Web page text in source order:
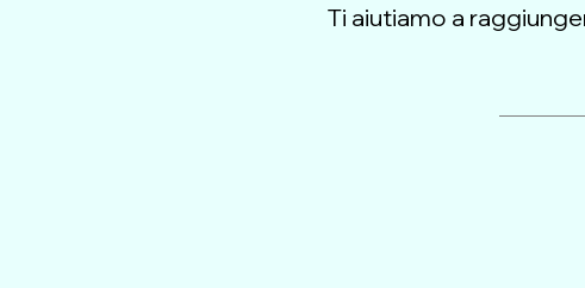
Ti aiutiamo a